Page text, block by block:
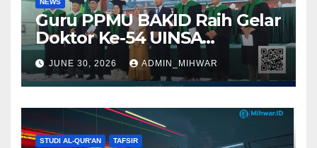
NEWS
Guru PPMU BAKID Raih Gelar
Doktor Ke-54 UINSA
Surabaya
JUNE 30, 2026 ADMIN_MIHWAR
STUDI AL-QUR'AN TAFSIR